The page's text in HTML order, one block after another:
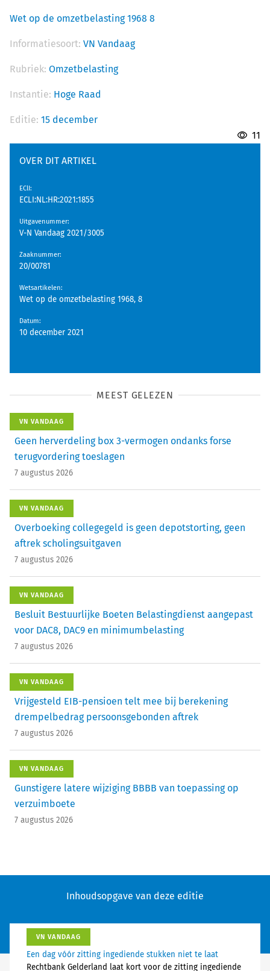
Wet op de omzetbelasting 1968 8
Informatiesoort: VN Vandaag
Rubriek: Omzetbelasting
Instantie: Hoge Raad
Editie: 15 december
11
OVER DIT ARTIKEL
EClI:
ECLI:NL:HR:2021:1855
Uitgavenummer:
V-N Vandaag 2021/3005
Zaaknummer:
20/00781
Wetsartikelen:
Wet op de omzetbelasting 1968, 8
Datum:
10 december 2021
MEEST GELEZEN
VN VANDAAG
Geen herverdeling box 3-vermogen ondanks forse
terugvordering toeslagen
7 augustus 2026
VN VANDAAG
Overboeking collegegeld is geen depotstorting, geen
aftrek scholingsuitgaven
7 augustus 2026
VN VANDAAG
Besluit Bestuurlijke Boeten Belastingdienst aangepast
voor DAC8, DAC9 en minimumbelasting
7 augustus 2026
VN VANDAAG
Vrijgesteld EIB-pensioen telt mee bij berekening
drempelbedrag persoonsgebonden aftrek
7 augustus 2026
VN VANDAAG
Gunstigere latere wijziging BBBB van toepassing op
verzuimboete
7 augustus 2026
Inhoudsopgave van deze editie
VN VANDAAG
Een dag vóór zitting ingediende stukken niet te laat
Rechtbank Gelderland laat kort voor de zitting ingediende